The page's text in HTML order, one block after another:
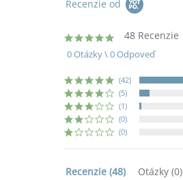
Recenzie od
4.9
star
rating
48 Recenzie
0 Otázky \ 0 Odpoveď
(42)
(5)
(1)
(0)
(0)
Recenzie (48) Otázky (0)